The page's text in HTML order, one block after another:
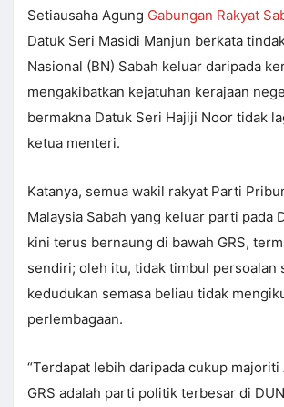
Setiausaha Agung Gabungan Rakyat
Datuk Seri Masidi Manjun berkata
Nasional (BN) Sabah keluar daripada
mengakibatkan kejatuhan kerajaan
bermakna Datuk Seri Hajiji Noor tidak
ketua menteri.
Katanya, semua wakil rakyat Parti
Malaysia Sabah yang keluar parti pada
kini terus bernaung di bawah GRS,
sendiri; oleh itu, tidak timbul persoalan
kedudukan semasa beliau tidak
perlembagaan.
“Terdapat lebih daripada cukup majoriti
GRS adalah parti politik terbesar di